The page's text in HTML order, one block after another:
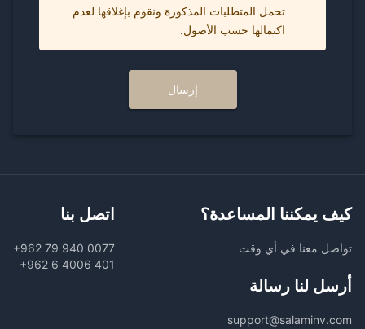
تحمل المتطلبات المذكورة ونقوم بإغلاقها لعدم
اكتمالها حسب الأصول.
إرسال
كيف يمكننا المساعدة؟
تواصل معنا في أي وقت
اتصل بنا
+962 79 940 0077
+962 6 4006 401
أرسل لنا رسالة
support@salaminv.com